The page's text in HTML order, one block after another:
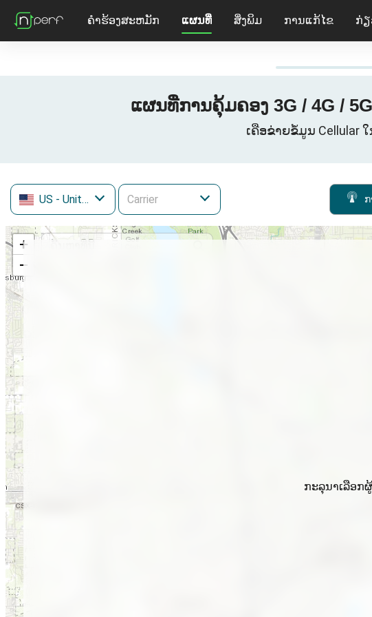
ຄໍາຮ້ອງສະຫມັກ ແຜນທີ່ ສິ່ງພິມ ການແກ້ໄຂ ກ່
ແຜນທີ່ການຄຸ້ມຄອງ 3G / 4G /
ເຄືອຂ່າຍຂໍ້ມູນ Cellular ໃ
US - United States
+
−
ກະລຸນາເລືອກ